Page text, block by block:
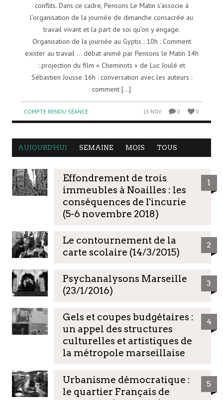
conflits. Dans ce cadre, Pensons Le Matin s’associe à
l’organisation de la journée de dimanche consacrée au
travail vivant et la part de soi qu’on y engage.
Organisation de la journée au Gyptis : 10h : Comment
exister au travail … débat animé par Pensons le Matin 14h
: projection du film « Cheminots » de Luc Joulé et
Sébastien Jousse 16h : conversation avec les auteurs :
comment [...]
COMPTE RENDU SÉANCE 13 NOV 0 0
AUJOURD'HUI SEMAINE MOIS TOUS
Effondrement de trois
immeubles à Noailles : les
conséquences de l'incurie
(5-6 novembre 2018)
1
Le contournement de la
carte scolaire (14/3/2015)
2
Psychanalysons Marseille
(23/1/2016)
3
Gels et coupes budgétaires :
un appel des structures
culturelles et artistiques de
la métropole marseillaise
4
Urbanisme démocratique :
le quartier Français de
5